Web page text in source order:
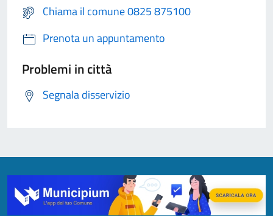
Chiama il comune 0825 875100
Prenota un appuntamento
Problemi in città
Segnala disservizio